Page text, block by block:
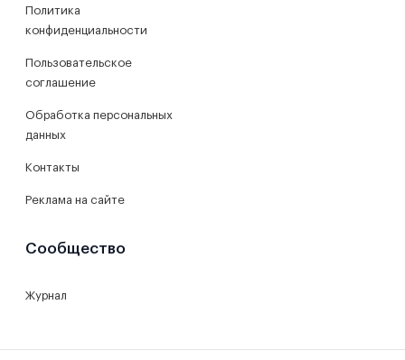
Политика
конфиденциальности
Пользовательское
соглашение
Обработка персональных
данных
Контакты
Реклама на сайте
Сообщество
Журнал